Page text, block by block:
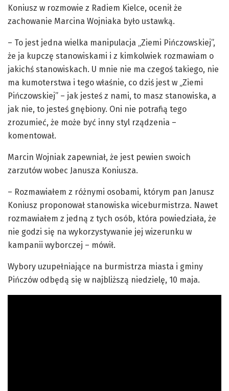
Koniusz w rozmowie z Radiem Kielce, ocenił że
zachowanie Marcina Wojniaka było ustawką.
– To jest jedna wielka manipulacja „Ziemi Pińczowskiej”,
że ja kupczę stanowiskami i z kimkolwiek rozmawiam o
jakichś stanowiskach. U mnie nie ma czegoś takiego, nie
ma kumoterstwa i tego właśnie, co dziś jest w „Ziemi
Pińczowskiej” – jak jesteś z nami, to masz stanowiska, a
jak nie, to jesteś gnębiony. Oni nie potrafią tego
zrozumieć, że może być inny styl rządzenia –
komentował.
Marcin Wojniak zapewniał, że jest pewien swoich
zarzutów wobec Janusza Koniusza.
– Rozmawiałem z różnymi osobami, którym pan Janusz
Koniusz proponował stanowiska wiceburmistrza. Nawet
rozmawiałem z jedną z tych osób, która powiedziała, że
nie godzi się na wykorzystywanie jej wizerunku w
kampanii wyborczej – mówił.
Wybory uzupełniające na burmistrza miasta i gminy
Pińczów odbędą się w najbliższą niedzielę, 10 maja.